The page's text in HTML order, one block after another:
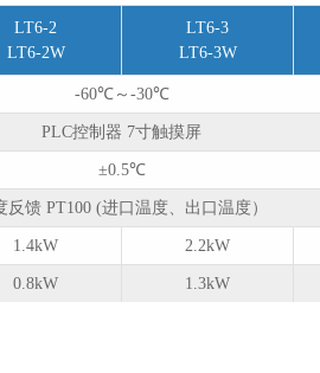
LT6-2
LT6-2W
LT6-3
LT6-3W
-60℃～-30℃
PLC控制器 7寸触摸屏
±0.5℃
反馈 PT100 (进口温度、出口温度）
1.4kW 2.2kW
0.8kW 1.3kW